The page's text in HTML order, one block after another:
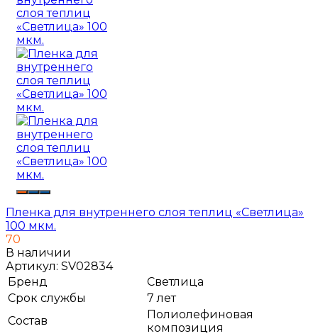
Пленка для внутреннего слоя теплиц «Светлица»
100 мкм.
70
В наличии
Артикул: SV02834
Бренд
Светлица
Срок службы
7 лет
Состав
Полиолефиновая
композиция